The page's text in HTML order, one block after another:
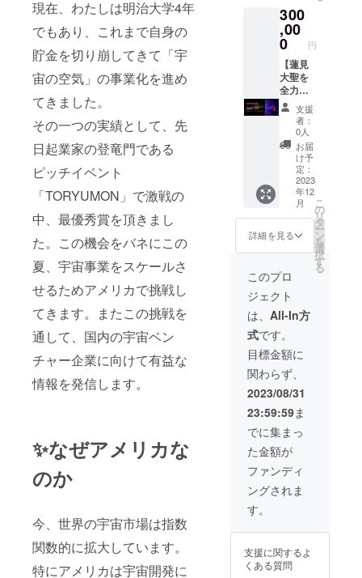
現在、わたしは明治大学4年
でもあり、これまで自身の
貯金を切り崩してきて「宇
宙の空気」の事業化を進め
てきました。
その一つの実績として、先
日起業家の登竜門である
ピッチイベント
「TORYUMON」で激戦の
中、最優秀賞を頂きまし
た。この機会をバネにこの
夏、宇宙事業をスケールさ
せるためアメリカで挑戦し
てきます。またこの挑戦を
通して、国内の宇宙ベン
チャー企業に向けて有益な
情報を発信します。
✨なぜアメリカな
のか
今、世界の宇宙市場は指数
関数的に拡大しています。
特にアメリカは宇宙開発に
※「有効
期限：
2023年
航期間
中」
ます。
ぜひア
メリカ
への挑
戦、応
援よろ
しくお
願いし
ます！
応援者
の方々
には心
を込め
て感謝
のメッ
セージ
を送ら
せてい
【概
・提
供内
「宇宙
関連の
限定ス
テッ
カー（3
オープ
ン
チャッ
トへの
招待」
・数
量：2点
・#宇
宙を感
じるス
テッ
中は、
その
オープ
ン
チャッ
トで現
地アメ
リカの
宇宙開
発現場
（NAS
Aや宇宙
ベン
チャー
）の写
真や動
画を配
信しま
アルタ
イムで
定期的
に配信
予定で
す。た
だの共
有場所
だけで
はな
く、そ
のオー
プン
チャッ
トから
様々な
シナ
ジーが
を期待
ます。
ぜひア
こでし
か得ら
れない
貴重な
内容を
記載し
ます。
また渡
航後、
「蓮
見」と
のラン
チ券を
提供し
ます！
私がア
メリカ
で何を
観て、
何を感
じてき
たの
か。生
の声を
届けま
す。 リ
アルで
会うか
らこそ
伝えら
れる宇
宙開発
の裏側
なども
お話し
しま
す。お
楽しみ
回の挑
たり、
応援者
い質問
を肩代
わりし
てきま
す。 現
地の宇
宙機関
や宇宙
事業者
の宇宙
開発の
温度感
を知り
たい。
実際に
想定顧
客にア
プロー
チして
欲し
い。そ
のよう
な要望
に出来
る限り
のお応
えしま
す。お
気軽に
ご連絡
くださ
い。 ま
た「現
地視
察・宇
宙開発
レポー
ト」
）を限
しま
す。そ
300
,00
0 円
【蓮見
大聖を
全力応
援！】
応援者
限定で
今後、
「蓮
見」と
一緒に
宇宙イ
ベント
を仕掛
ける権
利をお
渡しし
ます。
過去の
実績と
では、
東京や
京都に
て50名
以上の
宇宙好
きな
方々が
集ま
り、大
盛況な
イベン
トや
ネット
ワーキ
した。
協力企
業様や
支援
者：
0人
お届
け予
定：
2023
年12
月
詳細を見る
こ
の
リ
タ
ー
ン
を
選
択
す
る
このプロ
ジェクト
は、 All-In方
式です。
目標金額に
関わらず、
2023/08/31
23:59:59ま
でに集まっ
た金額が
ファンディ
ングされま
す。
支援に関するよ
くある質問